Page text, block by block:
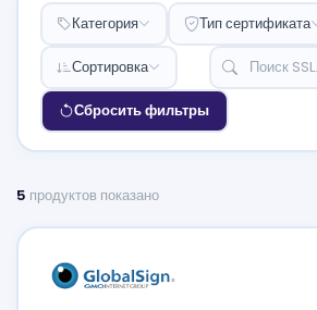
Категория Тип сертификата
Сортировка
Сбросить фильтры
5 продуктов показано